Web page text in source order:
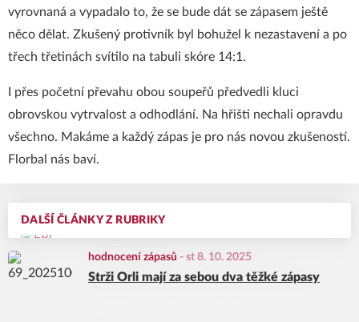
DALŠÍ ČLÁNKY Z RUBRIKY
hodnocení zápasů - st 8. 10. 2025
Strži Orli mají za sebou dva těžké zápasy
vyrovnaná a vypadalo to, že se bude dát se zápasem ještě
něco dělat. Zkušený protivník byl bohužel k nezastavení a po
třech třetinách svítilo na tabuli skóre 14:1.
I přes početní převahu obou soupeřů předvedli kluci
obrovskou vytrvalost a odhodlání. Na hřišti nechali opravdu
všechno. Makáme a každý zápas je pro nás novou zkušeností.
Florbal nás baví.